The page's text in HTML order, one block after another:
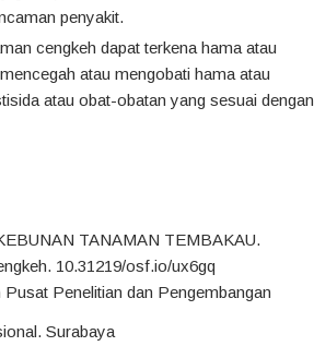
penyakit.
cengkeh dapat terkena hama atau
atau mengobati hama atau
atau obat-obatan yang sesuai dengan
TANAMAN TEMBAKAU.
10.31219/osf.io/ux6gq
Penelitian dan Pengembangan
Surabaya